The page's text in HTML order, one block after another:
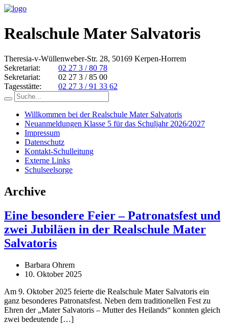
Realschule Mater Salvatoris
Theresia-v-Wüllenweber-Str. 28, 50169 Kerpen-Horrem
Sekretariat:
02 27 3 / 80 78
Sekretariat:
02 27 3 / 85 00
Tagesstätte:
02 27 3 / 91 33 62
Willkommen bei der Realschule Mater Salvatoris
Neuanmeldungen Klasse 5 für das Schuljahr 2026/2027
Impressum
Datenschutz
Kontakt-Schulleitung
Externe Links
Schulseelsorge
Archive
Eine besondere Feier – Patronatsfest und
zwei Jubiläen in der Realschule Mater
Salvatoris
Barbara Ohrem
10. Oktober 2025
Am 9. Oktober 2025 feierte die Realschule Mater Salvatoris ein
ganz besonderes Patronatsfest. Neben dem traditionellen Fest zu
Ehren der „Mater Salvatoris – Mutter des Heilands“ konnten gleich
zwei bedeutende […]